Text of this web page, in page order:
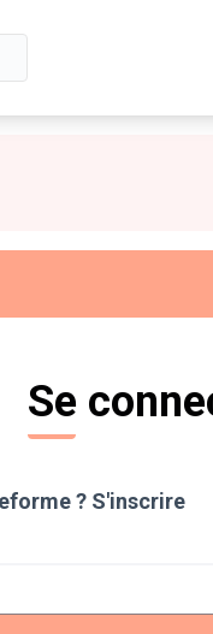
Se
? S'inscrire